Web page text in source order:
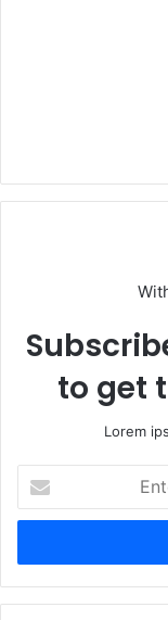
to get
Lorem
your
Email